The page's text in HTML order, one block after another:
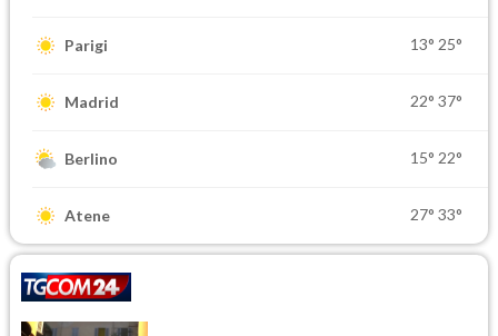
Parigi 13° 25°
Madrid 22° 37°
Berlino 15° 22°
Atene 27° 33°